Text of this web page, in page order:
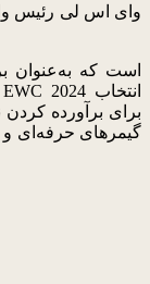
وای اس لی رئیس
گیمرهای حرفه‌ای